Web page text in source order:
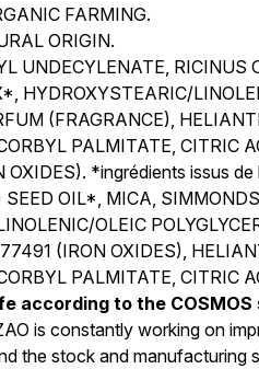
FARMING.
ORIGIN.
UNDECYLENATE,
HYDROXYSTEARIC/
(FRAGRANCE),
PALMITATE,
*ingrédients issus
OIL*, MICA,
OLEIC
(IRON OXIDES),
PALMITATE, CITRIC
according to the
is constantly working on
the stock and